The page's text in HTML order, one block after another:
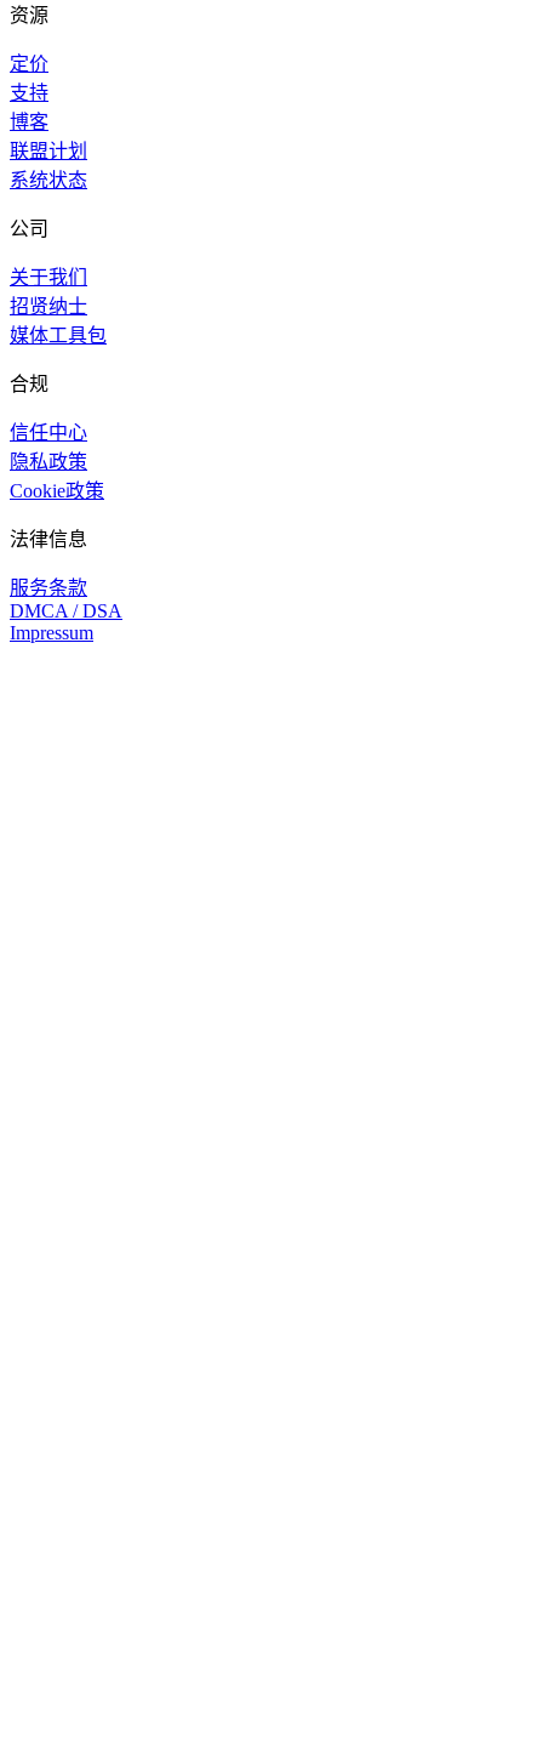
资源
定价
支持
博客
联盟计划
系统状态
公司
关于我们
招贤纳士
媒体工具包
合规
信任中心
隐私政策
Cookie政策
法律信息
服务条款
DMCA / DSA
Impressum